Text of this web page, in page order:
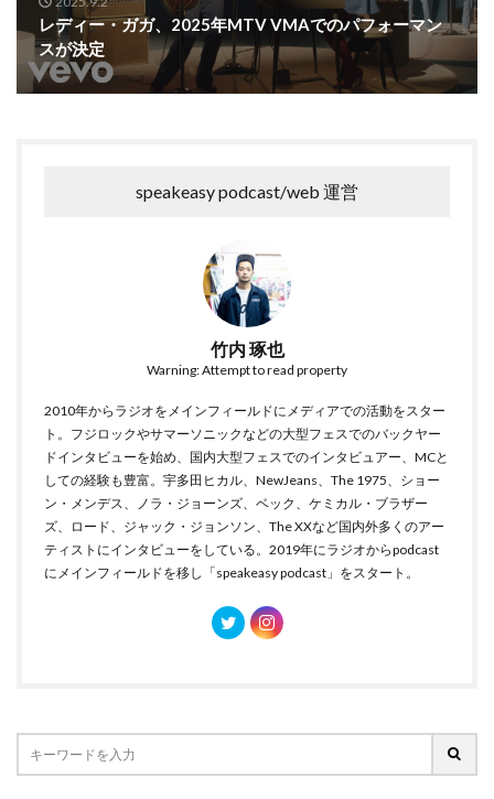
レディー・ガガ、2025年MTV VMAでのパフォーマン
スが決定
speakeasy podcast/web 運営
竹内 琢也
Warning: Attempt to read property
2010年からラジオをメインフィールドにメディアでの活動をスター
ト。フジロックやサマーソニックなどの大型フェスでのバックヤー
ドインタビューを始め、国内大型フェスでのインタビュアー、MCと
しての経験も豊富。宇多田ヒカル、NewJeans、The 1975、ショー
ン・メンデス、ノラ・ジョーンズ、ベック、ケミカル・ブラザー
ズ、ロード、ジャック・ジョンソン、The XXなど国内外多くのアー
ティストにインタビューをしている。2019年にラジオからpodcast
にメインフィールドを移し「speakeasy podcast」をスタート。